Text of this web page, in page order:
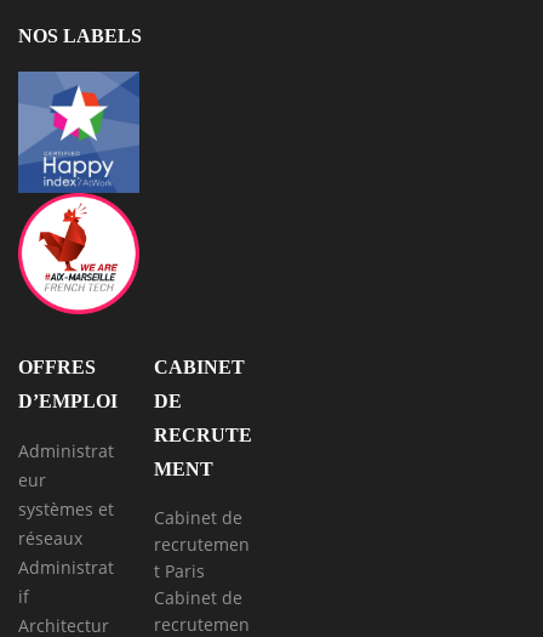
NOS LABELS
OFFRES
D’EMPLOI
Administrat
eur
systèmes et
réseaux
Administrat
if
Architectur
CABINET
DE
RECRUTE
MENT
Cabinet de
recrutemen
t Paris
Cabinet de
recrutemen